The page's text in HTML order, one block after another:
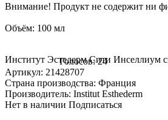
Внимание! Продукт не содержит ни
Объём: 100 мл
Институт Эстедерм Сити Инселлиум
Голосов: 24
Артикул: 21428707
Страна производства: Франция
Производитель: Institut Esthederm
Нет в наличии Подписаться